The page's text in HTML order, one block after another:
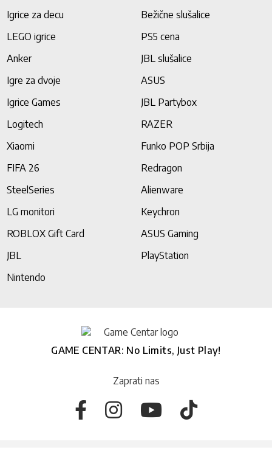
Igrice za decu
Bežične slušalice
LEGO igrice
PS5 cena
Anker
JBL slušalice
Igre za dvoje
ASUS
Igrice Games
JBL Partybox
Logitech
RAZER
Xiaomi
Funko POP Srbija
FIFA 26
Redragon
SteelSeries
Alienware
LG monitori
Keychron
ROBLOX Gift Card
ASUS Gaming
JBL
PlayStation
Nintendo
GAME CENTAR: No Limits, Just Play!
Zaprati nas